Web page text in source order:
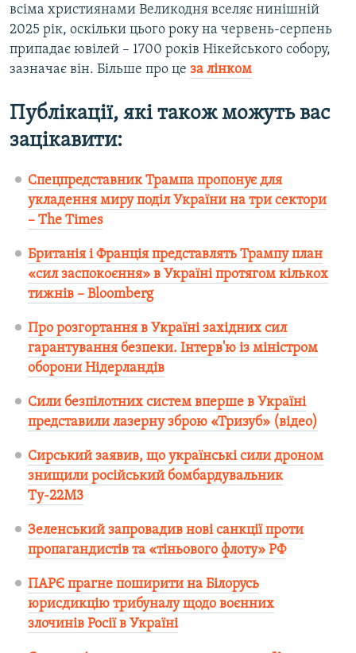
всіма християнами Великодня вселяє нинішній
2025 рік, оскільки цього року на червень-серпень
припадає ювілей – 1700 років Нікейського собору,
зазначає він. Більше про це за лінком
Публікації, які також можуть вас
зацікавити:
Спецпредставник Трампа пропонує для
укладення миру поділ України на три сектори
– The Times
Британія і Франція представлять Трампу план
«сил заспокоєння» в Україні протягом кількох
тижнів – Bloomberg
Про розгортання в Україні західних сил
гарантування безпеки. Інтерв'ю із міністром
оборони Нідерландів
Сили безпілотних систем вперше в Україні
представили лазерну зброю «Тризуб» (відео)
Сирський заявив, що українські сили дроном
знищили російський бомбардувальник
Ту-22М3
Зеленський запровадив нові санкції проти
пропагандистів та «тіньового флоту» РФ
ПАРЄ прагне поширити на Білорусь
юрисдикцію трибуналу щодо воєнних
злочинів Росії в Україні